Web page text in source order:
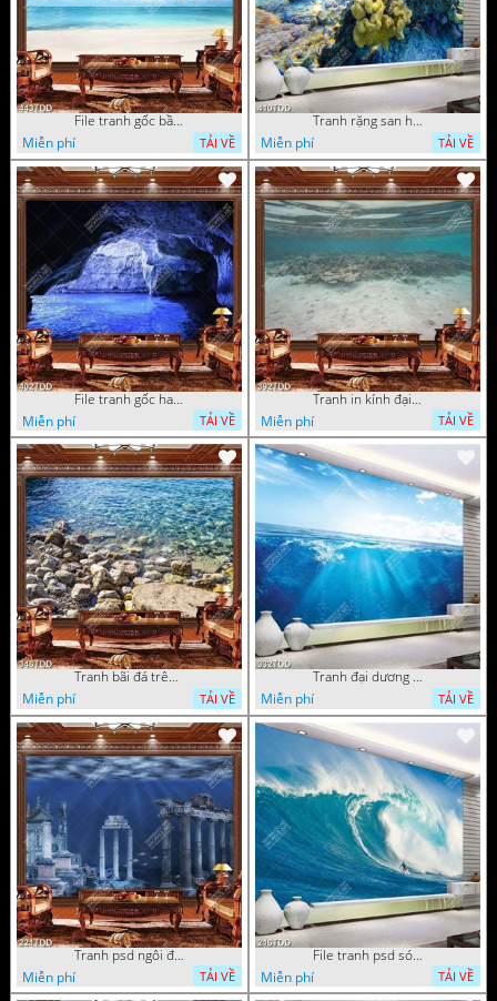
File tranh gốc bầu trời và đại dương xanh
Miễn phí
TẢI VỀ
Tranh rặng san hô dưới đại dương
Miễn phí
TẢI VỀ
File tranh gốc hang động đẹp
Miễn phí
TẢI VỀ
Tranh in kính đại dương chất lượng cao
Miễn phí
TẢI VỀ
Tranh bãi đá trên biển đẹp độc đáo
Miễn phí
TẢI VỀ
Tranh đại dương 3D đẹp file psd
Miễn phí
TẢI VỀ
Tranh psd ngôi đền dưới đáy địa dương chất lượng cao
Miễn phí
TẢI VỀ
File tranh psd sóng thần
Miễn phí
TẢI VỀ